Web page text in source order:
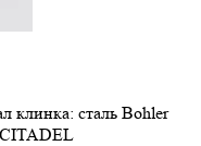
клинка: сталь Bohler
CITADEL